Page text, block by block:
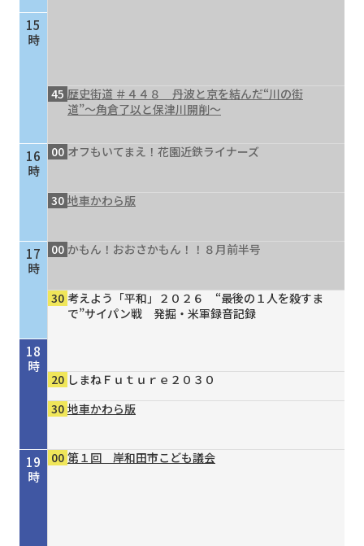
15
時
16
時
17
時
18
時
19
時
45 歴史街道 ＃４４８ 丹波と京を結んだ“川の街
道”～角倉了以と保津川開削～
00 オフもいてまえ！花園近鉄ライナーズ
30 地車かわら版
00 かもん！おおさかもん！！８月前半号
30 考えよう「平和」２０２６ “最後の１人を殺すま
で”サイパン戦 発掘・米軍録音記録
20 しまねＦｕｔｕｒｅ２０３０
30 地車かわら版
00 第１回 岸和田市こども議会